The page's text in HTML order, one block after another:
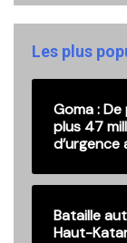
anciennes
publications
Les plus
Goma :
plus 47
d’urgence
Bataille
Haut-